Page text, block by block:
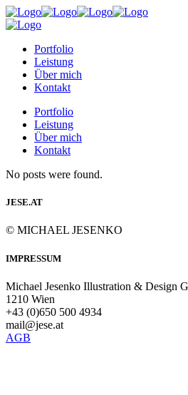
Portfolio
Leistung
Über mich
Kontakt
Portfolio
Leistung
Über mich
Kontakt
No posts were found.
JESE.AT
© MICHAEL JESENKO
IMPRESSUM
Michael Jesenko Illustration & Design
1210 Wien
+43 (0)650 500 4934
mail@jese.at
AGB